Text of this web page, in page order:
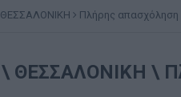
ΘΕΣΣΑΛΟΝΙΚΗ Πλήρης απασχόληση
ΘΕΣΣΑΛΟΝΙΚΗ \